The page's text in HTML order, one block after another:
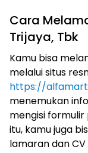
Cara
Trijaya, Tbk
Kamu bisa
melalui situs
https://
menemukan
mengisi
itu, kamu juga
lamaran dan